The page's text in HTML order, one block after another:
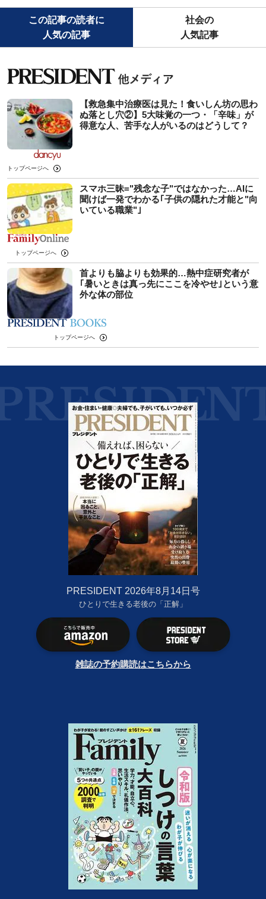
この記事の読者に
人気の記事
社会の
人気記事
【救急集中治療医は見た！食いしん坊の思わ
ぬ落とし穴②】5大味覚の一つ・「辛味」が
得意な人、苦手な人がいるのはどうして？
トップページへ
スマホ三昧="残念な子"ではなかった…AIに
聞けば一発でわかる｢子供の隠れた才能と"向
いている職業"｣
トップページへ
首よりも脇よりも効果的…熱中症研究者が
｢暑いときは真っ先にここを冷やせ｣という意
外な体の部位
トップページへ
PRESIDENT 2026年8月14日号
ひとりで生きる老後の「正解」
雑誌の予約購読はこちらから